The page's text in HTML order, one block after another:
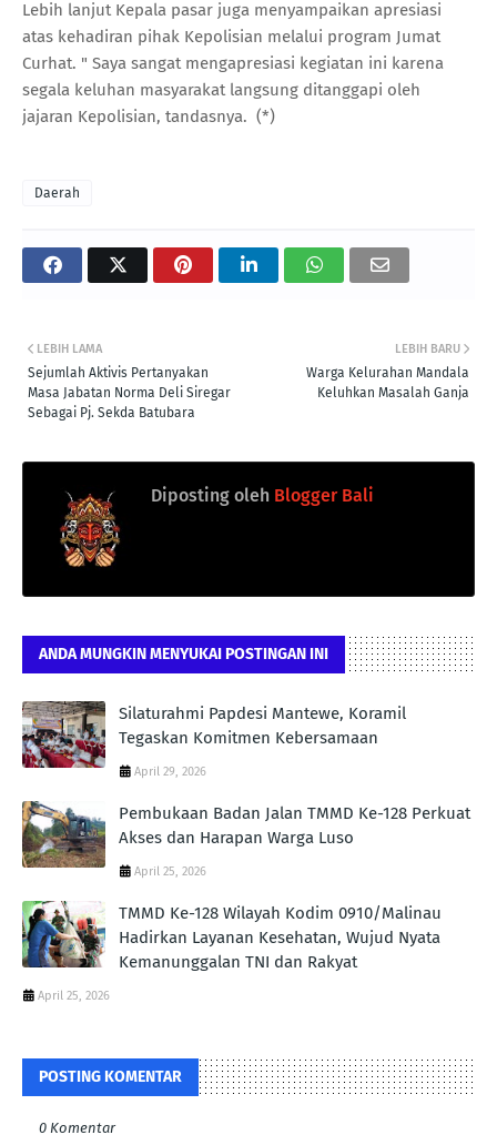
Lebih lanjut Kepala pasar juga menyampaikan apresiasi
atas kehadiran pihak Kepolisian melalui program Jumat
Curhat. " Saya sangat mengapresiasi kegiatan ini karena
segala keluhan masyarakat langsung ditanggapi oleh
jajaran Kepolisian, tandasnya. (*)
Daerah
LEBIH BARU
Warga Kelurahan Mandala
Keluhkan Masalah Ganja
LEBIH LAMA
Sejumlah Aktivis Pertanyakan
Masa Jabatan Norma Deli Siregar
Sebagai Pj. Sekda Batubara
Diposting oleh Blogger Bali
ANDA MUNGKIN MENYUKAI POSTINGAN INI
Silaturahmi Papdesi Mantewe, Koramil
Tegaskan Komitmen Kebersamaan
April 29, 2026
Pembukaan Badan Jalan TMMD Ke-128 Perkuat
Akses dan Harapan Warga Luso
April 25, 2026
TMMD Ke-128 Wilayah Kodim 0910/Malinau
Hadirkan Layanan Kesehatan, Wujud Nyata
Kemanunggalan TNI dan Rakyat
April 25, 2026
POSTING KOMENTAR
0 Komentar